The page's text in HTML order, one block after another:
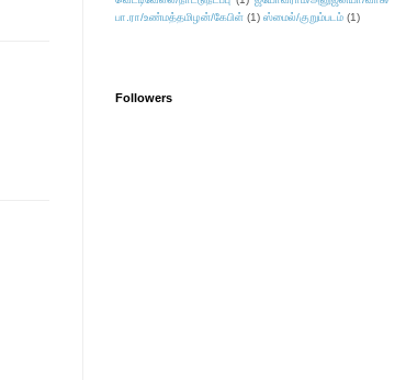
பா.ரா/உண்மத்தமிழன்/கேபிள் (1) ஸ்மைல்/குறும்படம் (1)
Followers